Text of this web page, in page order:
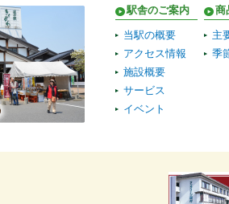
駅舎のご案内
当駅の概要
アクセス情報
施設概要
サービス
イベント
商
主
季